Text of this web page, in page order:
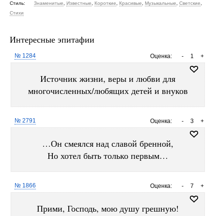
Стиль: Знаменитые Известные Короткие Красивые Музыкальные Светские
Стихи
Интересные эпитафии
Оценка: +
1
-
№ 1284
Источник жизни, веры и любви для
многочисленных/любящих детей и внуков
Оценка: +
3
-
№ 2791
…Он смеялся над славой бренной,
Но хотел быть только первым…
Оценка: +
7
-
№ 1866
Прими, Господь, мою душу грешную!